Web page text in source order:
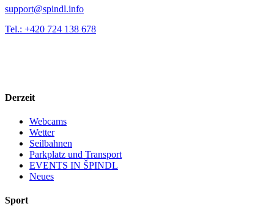
support@spindl.info
Tel.: +420 724 138 678
Derzeit
Webcams
Wetter
Seilbahnen
Parkplatz und Transport
EVENTS IN ŠPINDL
Neues
Sport